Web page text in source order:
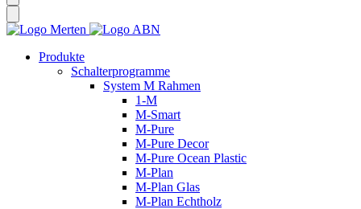
Produkte
Schalterprogramme
System M Rahmen
1-M
M-Smart
M-Pure
M-Pure Decor
M-Pure Ocean Plastic
M-Plan
M-Plan Glas
M-Plan Echtholz